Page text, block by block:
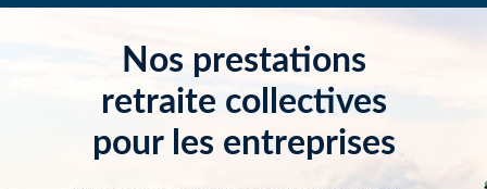
Nos prestations
retraite collectives
pour les entreprises